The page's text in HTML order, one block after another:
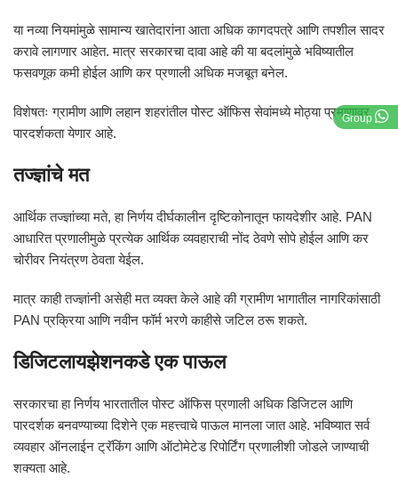
Group
या नव्या नियमांमुळे सामान्य खातेदारांना आता अधिक कागदपत्रे आणि तपशील सादर
करावे लागणार आहेत. मात्र सरकारचा दावा आहे की या बदलांमुळे भविष्यातील
फसवणूक कमी होईल आणि कर प्रणाली अधिक मजबूत बनेल.
विशेषतः ग्रामीण आणि लहान शहरांतील पोस्ट ऑफिस सेवांमध्ये मोठ्या प्रमाणावर
पारदर्शकता येणार आहे.
तज्ज्ञांचे मत
आर्थिक तज्ज्ञांच्या मते, हा निर्णय दीर्घकालीन दृष्टिकोनातून फायदेशीर आहे. PAN
आधारित प्रणालीमुळे प्रत्येक आर्थिक व्यवहाराची नोंद ठेवणे सोपे होईल आणि कर
चोरीवर नियंत्रण ठेवता येईल.
मात्र काही तज्ज्ञांनी असेही मत व्यक्त केले आहे की ग्रामीण भागातील नागरिकांसाठी
PAN प्रक्रिया आणि नवीन फॉर्म भरणे काहीसे जटिल ठरू शकते.
डिजिटलायझेशनकडे एक पाऊल
सरकारचा हा निर्णय भारतातील पोस्ट ऑफिस प्रणाली अधिक डिजिटल आणि
पारदर्शक बनवण्याच्या दिशेने एक महत्त्वाचे पाऊल मानला जात आहे. भविष्यात सर्व
व्यवहार ऑनलाईन ट्रॅकिंग आणि ऑटोमेटेड रिपोर्टिंग प्रणालीशी जोडले जाण्याची
शक्यता आहे.